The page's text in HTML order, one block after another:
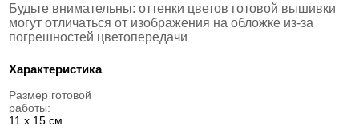
Будьте внимательны: оттенки цветов готовой вышивки
могут отличаться от изображения на обложке из-за
погрешностей цветопередачи
Характеристика
Размер готовой
работы:
11 x 15 см